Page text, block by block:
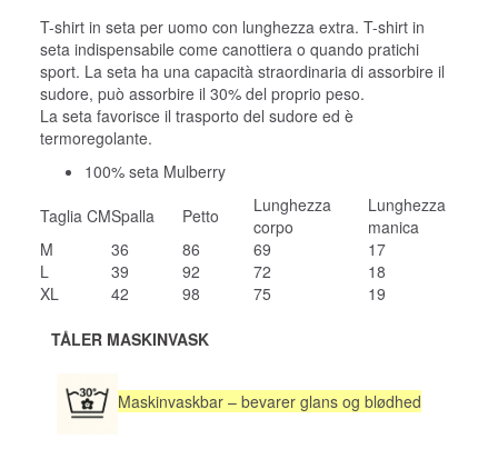
T-shirt in seta per uomo con lunghezza extra. T-shirt in
seta indispensabile come canottiera o quando pratichi
sport. La seta ha una capacità straordinaria di assorbire il
sudore, può assorbire il 30% del proprio peso.
La seta favorisce il trasporto del sudore ed è
termoregolante.
100% seta Mulberry
Taglia CMSpalla Petto
Lunghezza
corpo
Lunghezza
manica
M
36 86 69
17
L
39 92 72
18
XL
42 98 75 19
TÅLER MASKINVASK
Maskinvaskbar – bevarer glans og blødhed